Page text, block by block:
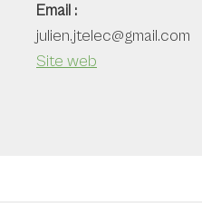
Email :
julien.jtelec@gmail.com
Site web